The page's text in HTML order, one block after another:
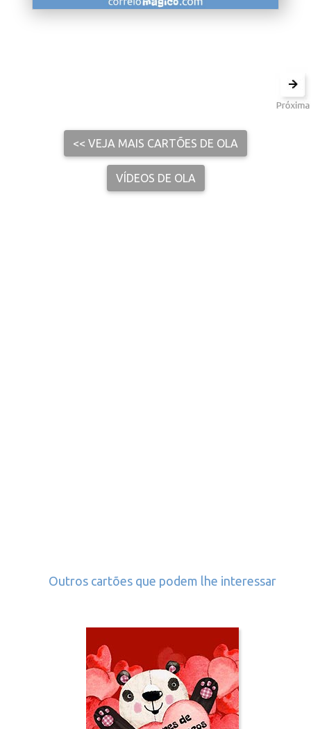
<< VEJA MAIS CARTÕES DE OLA
VÍDEOS DE OLA
Outros cartões que podem lhe interessar